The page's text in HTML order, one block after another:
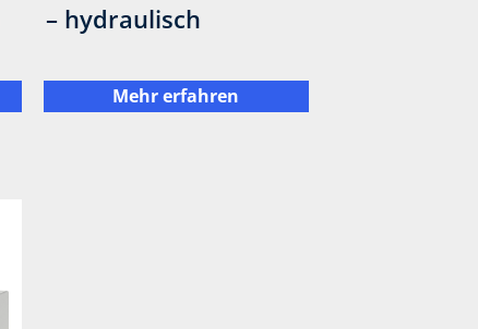
– hydraulisch
Mehr erfahren